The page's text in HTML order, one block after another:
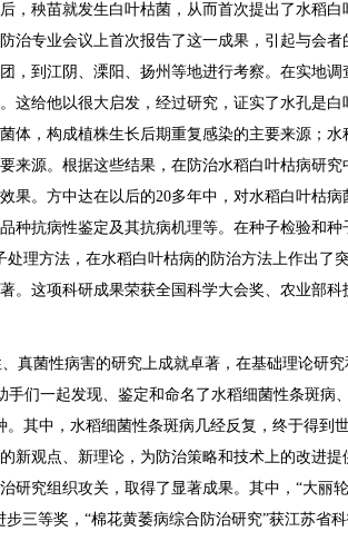
，秧苗就发生白叶枯菌，从而首次提出了水稻
治专业会议上首次报告了这一成果，引起与会者
，到江阴、溧阳、扬州等地进行考察。在实地
这给他以很大启发，经过研究，证实了水孔是
体，构成植株生长后期重复感染的主要来源；
来源。根据这些结果，在防治水稻白叶枯病研
果。方中达在以后的20多年中，对水稻白叶枯
种抗病性鉴定及其抗病机理等。在种子检验和
处理方法，在水稻白叶枯病的防治方法上作出了
。这项科研成果荣获全国科学大会奖、农业部
真菌性病害的研究上成就卓著，在基础理论研
手们一起发现、鉴定和命名了水稻细菌性条斑病
。其中，水稻细菌性条斑病几经反复，终于得到
新观点、新理论，为防治策略和技术上的改进
研究组织攻关，取得了显著成果。其中，“大丽
步三等奖，“棉花黄萎病综合防治研究”获江苏省